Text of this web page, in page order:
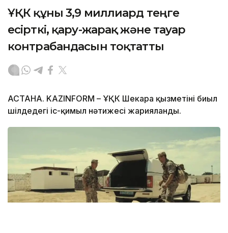
ҰҚК құны 3,9 миллиард теңге
есірткі, қару-жарақ және тауар
контрабандасын тоқтатты
АСТАНА. KAZINFORM – ҰҚК Шекара қызметінің биыл
шілдедегі іс-қимыл нәтижесі жарияланды.